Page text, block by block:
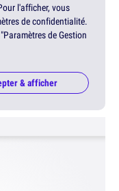
l'afficher, vous
de confidentialité.
de Gestion
& afficher